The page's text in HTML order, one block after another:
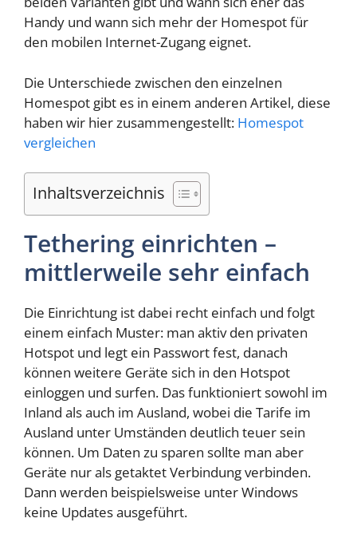
Handy und wann sich mehr der Homespot für
den mobilen Internet-Zugang eignet.
Die Unterschiede zwischen den einzelnen
Homespot gibt es in einem anderen Artikel, diese
haben wir hier zusammengestellt: Homespot
vergleichen
Inhaltsverzeichnis
Tethering einrichten –
mittlerweile sehr einfach
Die Einrichtung ist dabei recht einfach und folgt
einem einfach Muster: man aktiv den privaten
Hotspot und legt ein Passwort fest, danach
können weitere Geräte sich in den Hotspot
einloggen und surfen. Das funktioniert sowohl im
Inland als auch im Ausland, wobei die Tarife im
Ausland unter Umständen deutlich teuer sein
können. Um Daten zu sparen sollte man aber
Geräte nur als getaktet Verbindung verbinden.
Dann werden beispielsweise unter Windows
keine Updates ausgeführt.